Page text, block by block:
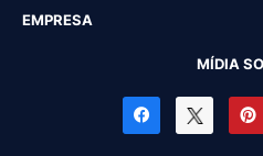
EMPRESA
MÍDIA